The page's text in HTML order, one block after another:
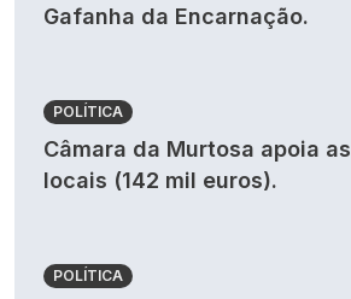
Gafanha da Encarnação.
POLÍTICA
Câmara da Murtosa apoia
locais (142 mil euros).
POLÍTICA